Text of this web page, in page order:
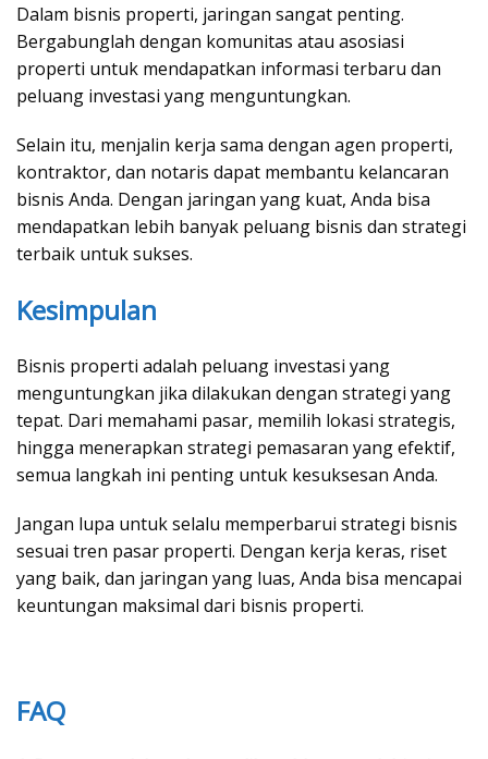
Dalam bisnis properti, jaringan sangat penting.
Bergabunglah dengan komunitas atau asosiasi
properti untuk mendapatkan informasi terbaru dan
peluang investasi yang menguntungkan.
Selain itu, menjalin kerja sama dengan agen properti,
kontraktor, dan notaris dapat membantu kelancaran
bisnis Anda. Dengan jaringan yang kuat, Anda bisa
mendapatkan lebih banyak peluang bisnis dan strategi
terbaik untuk sukses.
Kesimpulan
Bisnis properti adalah peluang investasi yang
menguntungkan jika dilakukan dengan strategi yang
tepat. Dari memahami pasar, memilih lokasi strategis,
hingga menerapkan strategi pemasaran yang efektif,
semua langkah ini penting untuk kesuksesan Anda.
Jangan lupa untuk selalu memperbarui strategi bisnis
sesuai tren pasar properti. Dengan kerja keras, riset
yang baik, dan jaringan yang luas, Anda bisa mencapai
keuntungan maksimal dari bisnis properti.
FAQ